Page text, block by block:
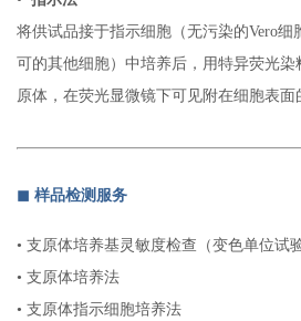
将供试品接于指示细胞（无污染的Vero细
可的其他细胞）中培养后，用特异荧光
原体，在荧光显微镜下可见附在细胞表面
◼︎ 样品检测服务
• 支原体培养基灵敏度检查（变色单位试
• 支原体培养法
• 支原体指示细胞培养法